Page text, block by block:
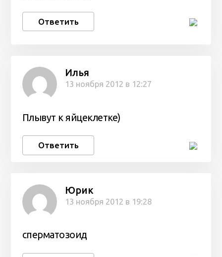
Ответить
Илья
13 ноября 2012 в 12:27
Плывут к яйцеклетке)
Ответить
Юрик
13 ноября 2012 в 19:28
сперматозоид